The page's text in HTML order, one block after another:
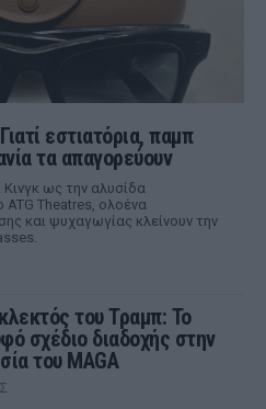
εστιατόρια, παμπ
τα απαγορεύουν
ως την αλυσίδα
ATG Theatres, ολοένα
και ψυχαγωγίας κλείνουν την
του Τραμπ: Το
σχέδιο διαδοχής στην
του MAGA